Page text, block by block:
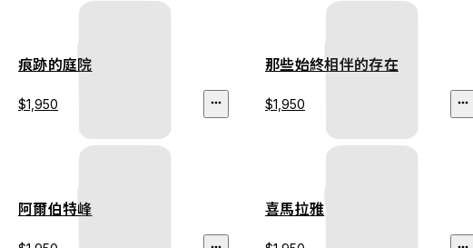
痕跡的庭院
$1,950
那些始終相伴的存在
$1,950
阿爾伯特峰 喜馬拉雅